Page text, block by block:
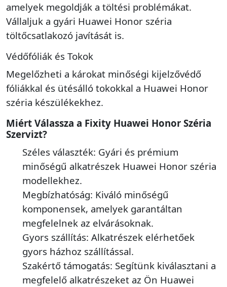
amelyek megoldják a töltési problémákat.
Vállaljuk a gyári Huawei Honor széria
töltőcsatlakozó javítását is.
Védőfóliák és Tokok
Megelőzheti a károkat minőségi kijelzővédő
fóliákkal és ütésálló tokokkal a Huawei Honor
széria készülékekhez.
Miért Válassza a Fixity Huawei Honor Széria
Szervizt?
Széles választék: Gyári és prémium
minőségű alkatrészek Huawei Honor széria
modellekhez.
Megbízhatóság: Kiváló minőségű
komponensek, amelyek garantáltan
megfelelnek az elvárásoknak.
Gyors szállítás: Alkatrészek elérhetőek
gyors házhoz szállítással.
Szakértő támogatás: Segítünk kiválasztani a
megfelelő alkatrészeket az Ön Huawei